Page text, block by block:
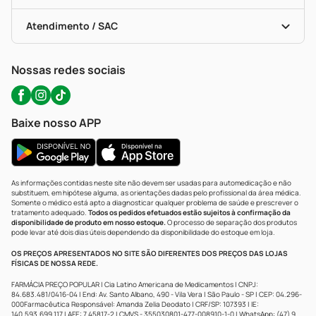
Bulas De A A Z
Políticas De Marketplace
Autoteste Covid-19
Certificado De Segurança
Portal Da Privacidade
Atendimento / SAC
WhatsApp (47) 9202-1687
Nossas redes sociais
Baixe nosso APP
As informações contidas neste site não devem ser usadas para automedicação e não
substituem, em hipótese alguma, as orientações dadas pelo profissional da área médica.
Somente o médico está apto a diagnosticar qualquer problema de saúde e prescrever o
tratamento adequado. Todos os pedidos efetuados estão sujeitos à confirmação da
disponibilidade de produto em nosso estoque.O processo de separação dos produtos
pode levar até dois dias úteis dependendo da disponibilidade do estoque em loja.
OS PREÇOS APRESENTADOS NO SITE SÃO DIFERENTES DOS PREÇOS DAS LOJAS
FÍSICAS DE NOSSA REDE.
FARMÁCIA PREÇO POPULAR | Cia Latino Americana de Medicamentos | CNPJ:
84.683.481/0416-04 | End: Av. Santo Albano, 490 - Vila Vera | São Paulo - SP | CEP: 04.296-
000Farmacêutica Responsável: Amanda Zelia Deodato | CRF/SP: 107393 | IE:
140.593.699.117 | AFE: 7.45817-2 | CMVS - 355030801-477-008910-1-0 | WhatsApp: (47) 9